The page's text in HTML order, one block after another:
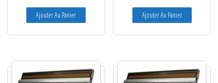
Ajouter Au Panier Ajouter Au Panier